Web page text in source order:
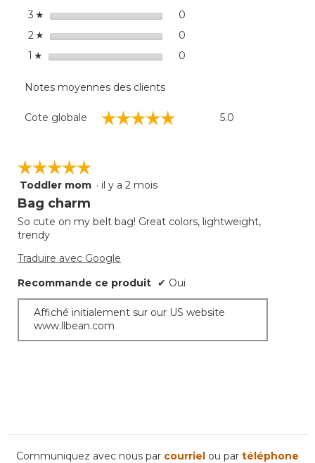
3 ☆ étoiles 0
2 ☆ étoiles 0
1 ☆ étoiles 0
Notes moyennes des clients
Cote globale ☆☆☆☆☆
☆☆☆☆☆ 5.0
sur
5.
☆☆☆☆☆
☆☆☆☆☆
5
étoile(s)
5.
Toddler mom · il y a 2 mois
Bag charm
So cute on my belt bag! Great colors, lightweight,
trendy
Traduire avec Google
Recommande ce produit ✔ Oui
Affiché initialement sur our US website
www.llbean.com
Communiquez avec nous par courriel ou par téléphone